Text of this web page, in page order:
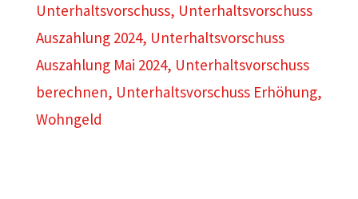
Unterhaltsvorschuss, Unterhaltsvorschuss
Auszahlung 2024, Unterhaltsvorschuss
Auszahlung Mai 2024, Unterhaltsvorschuss
berechnen, Unterhaltsvorschuss Erhöhung,
Wohngeld